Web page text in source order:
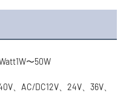
、AC/DC12V、24V、36V、